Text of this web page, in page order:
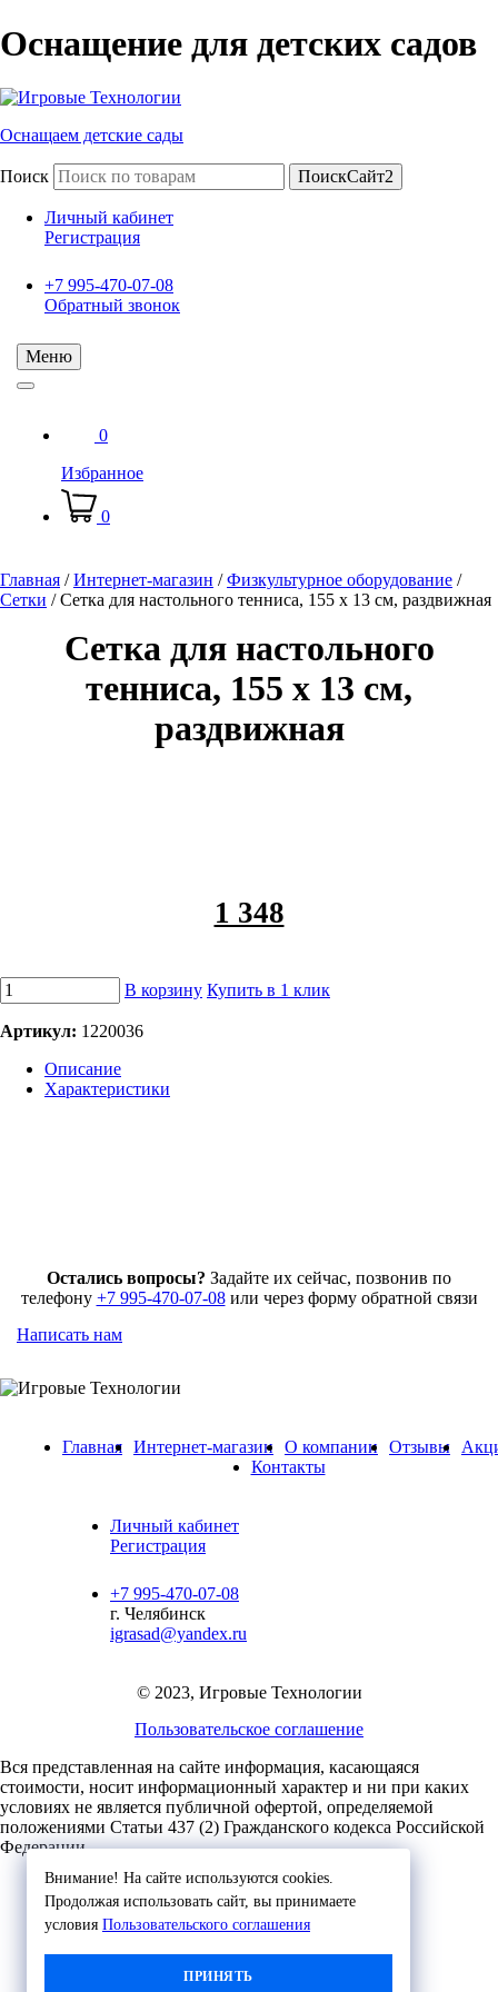
Оснащение для детских садов
Оснащаем детские сады
Поиск ПоискСайт2
Личный кабинет
Регистрация
+7 995-470-07-08
Обратный звонок
Меню
0
Избранное
0
Главная /Интернет-магазин /Физкультурное оборудование /
Сетки /Сетка для настольного тенниса, 155 х 13 см, раздвижная
Сетка для настольного
тенниса, 155 х 13 см,
раздвижная
1 348
В корзину Купить в 1 клик
Артикул: 1220036
Описание
Характеристики
Внимание! На сайте используются cookies.
Продолжая использовать сайт, вы принимаете
условия Пользовательского соглашения
ПРИНЯТЬ
Остались вопросы? Задайте их сейчас, позвонив по
телефону +7 995-470-07-08или через форму обратной связи
Написать нам
Главная Интернет-магазин О компании Отзывы
Контакты
Личный кабинет
Регистрация
+7 995-470-07-08
г. Челябинск
igrasad@yandex.ru
© 2023, Игровые Технологии
Пользовательское соглашение
Вся представленная на сайте информация, касающаяся
стоимости, носит информационный характер и ни при каких
условиях не является публичной офертой, определяемой
положениями Статьи 437 (2) Гражданского кодекса Российской
Федерации.